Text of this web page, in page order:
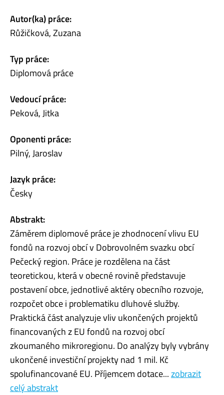
Autor(ka) práce:
Růžičková, Zuzana
Typ práce:
Diplomová práce
Vedoucí práce:
Peková, Jitka
Oponenti práce:
Pilný, Jaroslav
Jazyk práce:
Česky
Abstrakt:
Záměrem diplomové práce je zhodnocení vlivu EU
fondů na rozvoj obcí v Dobrovolném svazku obcí
Pečecký region. Práce je rozdělena na část
teoretickou, která v obecné rovině představuje
postavení obce, jednotlivé aktéry obecního rozvoje,
rozpočet obce i problematiku dluhové služby.
Praktická část analyzuje vliv ukončených projektů
financovaných z EU fondů na rozvoj obcí
zkoumaného mikroregionu. Do analýzy byly vybrány
ukončené investiční projekty nad 1 mil. Kč
spolufinancované EU. Příjemcem dotace...zobrazit
celý abstrakt